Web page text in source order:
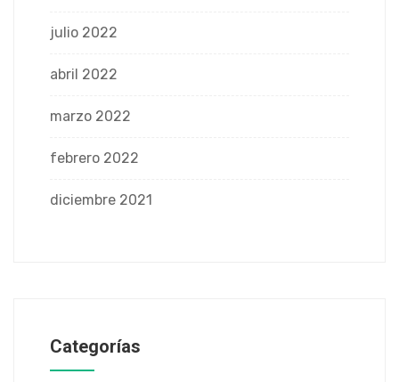
julio 2022
abril 2022
marzo 2022
febrero 2022
diciembre 2021
Categorías